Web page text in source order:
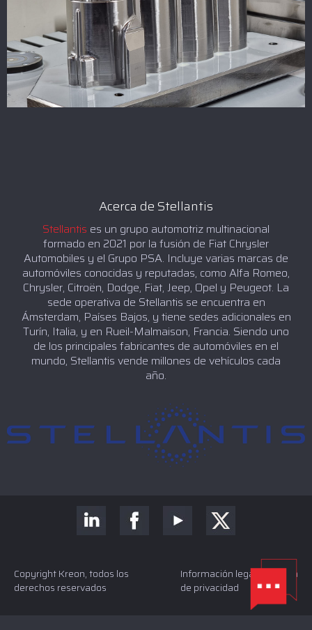
Acerca de Stellantis
Stellantis es un grupo automotriz multinacional
formado en 2021 por la fusión de Fiat Chrysler
Automobiles y el Grupo PSA. Incluye varias marcas de
automóviles conocidas y reputadas, como Alfa Romeo,
Chrysler, Citroën, Dodge, Fiat, Jeep, Opel y Peugeot. La
sede operativa de Stellantis se encuentra en
Ámsterdam, Países Bajos, y tiene sedes adicionales en
Turín, Italia, y en Rueil-Malmaison, Francia. Siendo uno
de los principales fabricantes de automóviles en el
mundo, Stellantis vende millones de vehículos cada
año.
Copyright Kreon, todos los
derechos reservados
Información legal y Política
de privacidad